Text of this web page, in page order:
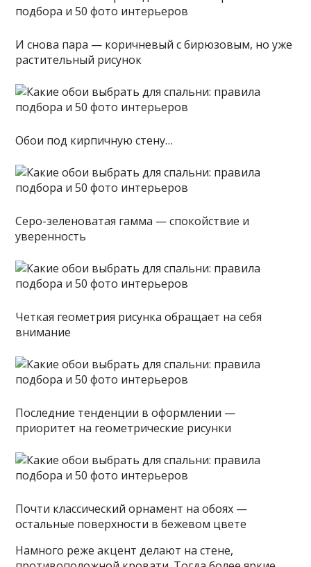
И снова пара — коричневый с бирюзовым, но уже
растительный рисунок
Обои под кирпичную стену…
Серо-зеленоватая гамма — спокойствие и
уверенность
Четкая геометрия рисунка обращает на себя
внимание
Последние тенденции в оформлении —
приоритет на геометрические рисунки
Почти классический орнамент на обоях —
остальные поверхности в бежевом цвете
Намного реже акцент делают на стене,